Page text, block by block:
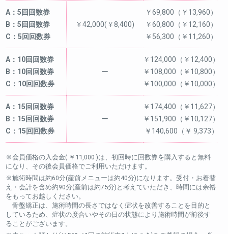
A：5回回数券
B：5回回数券
C：5回回数券
￥42,000(￥8,400)
￥69,800（￥13,960）
￥60,800（￥12,160）
￥56,300（￥11,260）
A：10回回数券
B：10回回数券
C：10回回数券
ー
￥124,000（￥12,400）
￥108,000（￥10,800）
￥100,000（￥10,000）
A：15回回数券
B：15回回数券
C：15回回数券
ー
￥174,400（￥11,627）
￥151,900（￥10,127）
￥140,600（￥ 9,373）
※会員価格の入会金( ￥11,000 )は、初回時に回数券を購入すると無料
になり、その後会員価格でご利用いただけます。
※施術時間は約60分(産前メニューは約40分)になります。受付・お着替
え・会計を含め約90分(産前は約75分)と考えていただき、時間には余裕
をもってお越しください。
骨盤矯正は、施術時間の長さではなく症状を改善することを目的と
しているため、症状の度合いやその日の状態により施術時間が前後す
ることがございます。